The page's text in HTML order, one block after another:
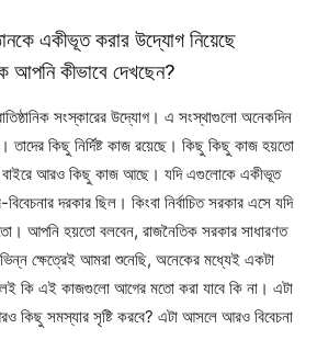
একীভূত করার উদ্যোগ নিয়েছে
কীভাবে দেখছেন?
সংস্কারের উদ্যোগ। এ সংস্থাগুলো অনেকদিন
তাদের কিছু নির্দিষ্ট কাজ রয়েছে। কিছু কিছু কাজ হয়তো
বাইরে আরও কিছু কাজ আছে। যদি এগুলোকে একীভূত
দরকার ছিল। কিংবা নির্বাচিত সরকার এসে যদি
আপনি হয়তো বলবেন, রাজনৈতিক সরকার সাধারণত
ক্ষেত্রেই আমরা শুনেছি, অনেকের মধ্যেই একটা
কি এই কাজগুলো আগের মতো করা যাবে কি না। এটা
কিছু সমস্যার সৃষ্টি করবে? এটা আসলে আরও বিবেচনা